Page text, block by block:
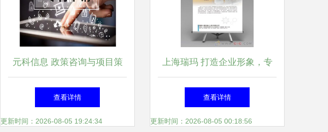
元科信息 政策咨询与项目策
划申报一站式综合服务解析
查看详情
更新时间：2026-08-05 19:24:34
上海瑞玛 打造企业形象，专
业画册设计与咨询策划服务
查看详情
更新时间：2026-08-05 00:18:56